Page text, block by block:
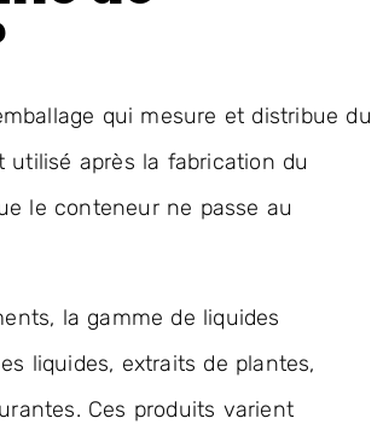
qui mesure et distribue du
après la fabrication du
le conteneur ne passe au
la gamme de liquides
liquides, extraits de plantes,
Ces produits varient